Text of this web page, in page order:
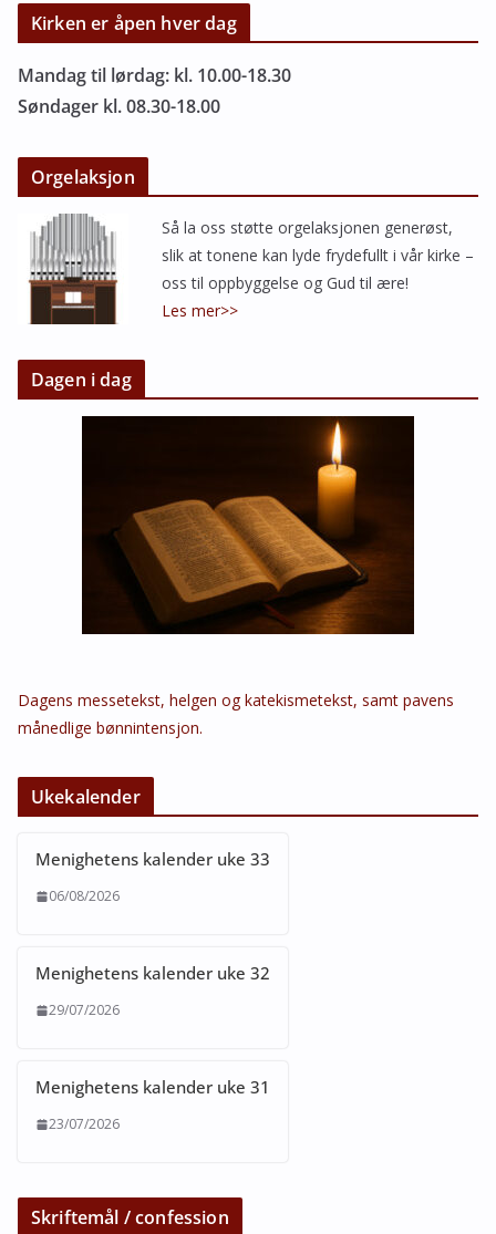
Kirken er åpen hver dag
Mandag til lørdag: kl. 10.00-18.30
Søndager kl. 08.30-18.00
Orgelaksjon
Så la oss støtte orgelaksjonen generøst,
slik at tonene kan lyde frydefullt i vår kirke –
oss til oppbyggelse og Gud til ære!
Les mer>>
Dagen i dag
Dagens messetekst, helgen og katekismetekst, samt pavens
månedlige bønnintensjon.
Ukekalender
Menighetens kalender uke 33
06/08/2026
Menighetens kalender uke 32
29/07/2026
Menighetens kalender uke 31
23/07/2026
Skriftemål / confession